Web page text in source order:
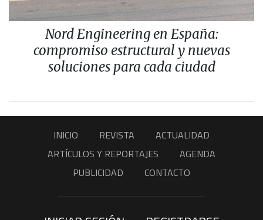
Nord Engineering en España:
compromiso estructural y nuevas
soluciones para cada ciudad
INICIO REVISTA
ACTUALIDAD
ARTÍCULOS Y REPORTAJES
AGENDA
PUBLICIDAD
CONTACTO